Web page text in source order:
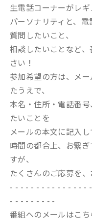
生電話コーナーがレギ
パーソナリティと、電
質問したいこと、
相談したいことなど
さい！
参加希望の方は、メ
たうえで、
本名・住所・電話番
たいことを
メールの本文に記入
時間の都合上、お繋
すが、
たくさんのご応募を
- - - - - - - - - - - - - - -
- - - - - - - - -
番組へのメールはこち